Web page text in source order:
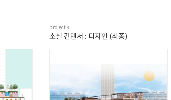
project4
소셜 컨덴서 : 디자인 (최종)